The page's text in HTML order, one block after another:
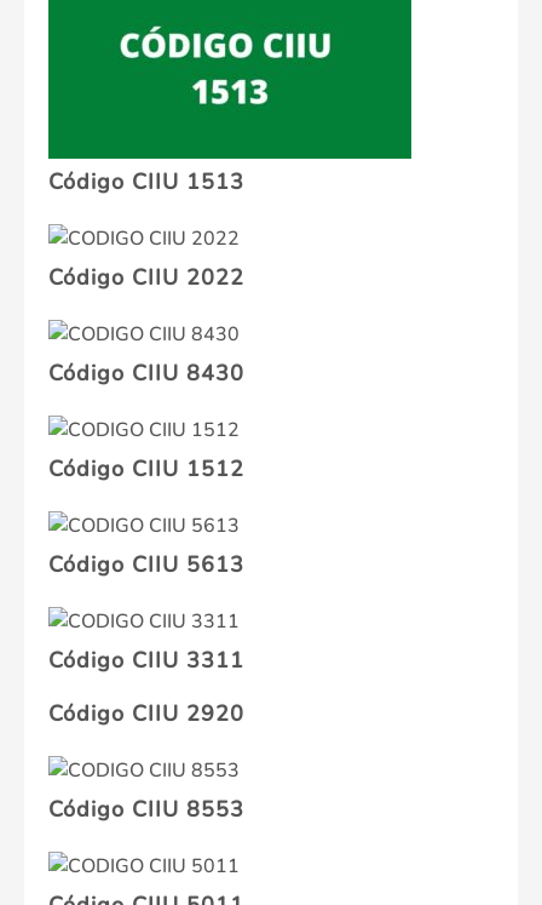
Código CIIU 1513
Código CIIU 2022
Código CIIU 8430
Código CIIU 1512
Código CIIU 5613
Código CIIU 3311
Código CIIU 2920
Código CIIU 8553